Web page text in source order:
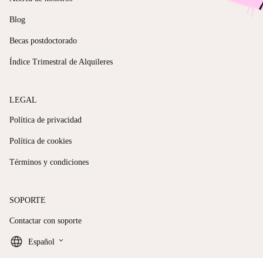
Blog
Becas postdoctorado
Índice Trimestral de Alquileres
LEGAL
Política de privacidad
Política de cookies
Términos y condiciones
SOPORTE
Contactar con soporte
Español keyboard_arrow_down